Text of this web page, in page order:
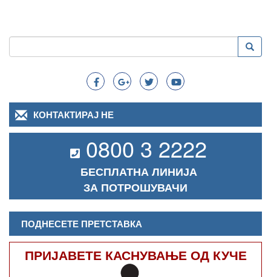
Search
Пребарување
КОНТАКТИРАЈ НЕ
0800 3 2222
БЕСПЛАТНА ЛИНИЈА
ЗА ПОТРОШУВАЧИ
ПОДНЕСЕТЕ ПРЕТСТАВКА
ПРИЈАВЕТЕ КАСНУВАЊЕ ОД КУЧЕ